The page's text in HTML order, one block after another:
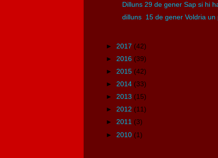
Dilluns 29 de gener Sap si hi
dilluns 15 de gener Voldria un
► 2017 (42)
► 2016 (39)
► 2015 (42)
► 2014 (33)
► 2013 (15)
► 2012 (11)
► 2011 (3)
► 2010 (1)